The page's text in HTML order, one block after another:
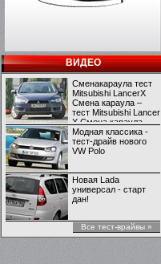
ВИДЕО
Сменакараула тест
Mitsubishi LancerX
Смена караула –
тест Mitsubishi Lancer
X Смена караула –
тест Mitsubishi Lancer
X
Модная классика -
тест-драйв нового
VW Polo
Новая Lada
универсал - старт
дан!
Все тест-врайвы »